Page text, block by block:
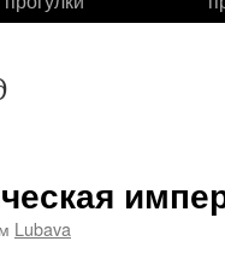
Lubava